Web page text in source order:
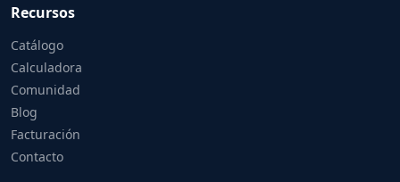
Recursos
Catálogo
Calculadora
Comunidad
Blog
Facturación
Contacto